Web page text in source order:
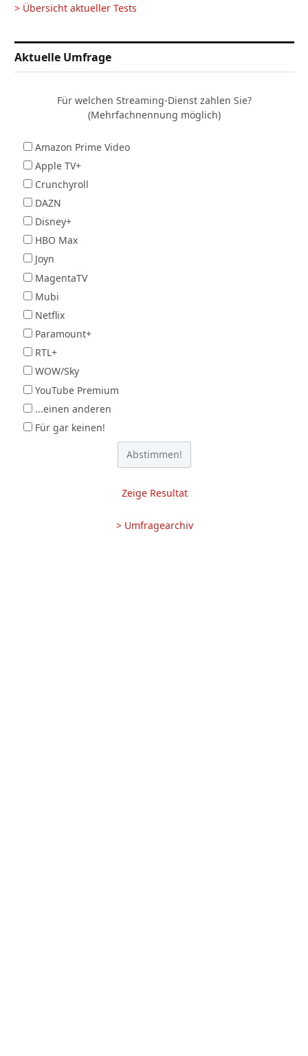
> Übersicht aktueller Tests
Aktuelle Umfrage
Für welchen Streaming-Dienst zahlen Sie?
(Mehrfachnennung möglich)
Amazon Prime Video
Apple TV+
Crunchyroll
DAZN
Disney+
HBO Max
Joyn
MagentaTV
Mubi
Netflix
Paramount+
RTL+
WOW/Sky
YouTube Premium
...einen anderen
Für gar keinen!
Zeige Resultat
> Umfragearchiv